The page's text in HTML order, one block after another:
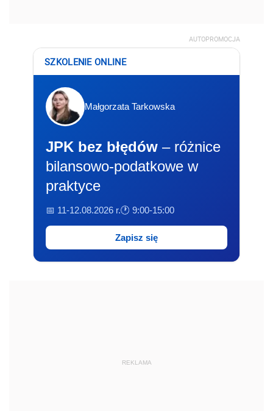
AUTOPROMOCJA
SZKOLENIE ONLINE
Małgorzata Tarkowska
JPK bez błędów – różnice
bilansowo-podatkowe w
praktyce
📅 11-12.08.2026 r.🕐 9:00-15:00
Zapisz się
REKLAMA